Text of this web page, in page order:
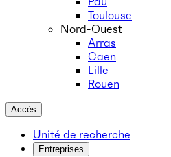
Toulouse
Nord-Ouest
Arras
Caen
Lille
Rouen
Accès
Unité de recherche
Entreprises